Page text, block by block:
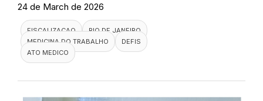
24 de March de 2026
FISCALIZACAO
RIO DE JANEIRO
MEDICINA DO TRABALHO
DEFIS
ATO MEDICO